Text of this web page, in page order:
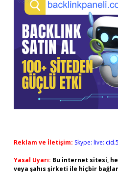
Reklam ve İletişim: Skype:
Yasal Uyarı: Bu internet sitesi,
veya şahıs şirketi ile hiçbir